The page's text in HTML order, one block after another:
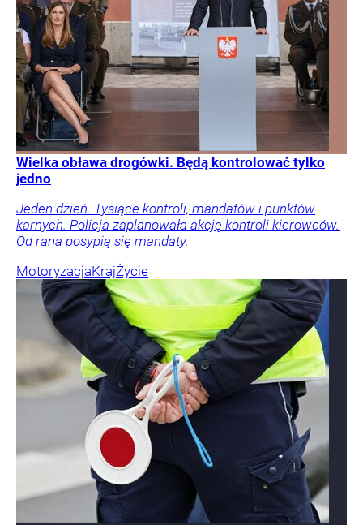
Wielka obława drogówki. Będą kontrolować tylko
jedno
Jeden dzień. Tysiące kontroli, mandatów i punktów
karnych. Policja zaplanowała akcję kontroli kierowców.
Od rana posypią się mandaty.
MotoryzacjaKrajŻycie